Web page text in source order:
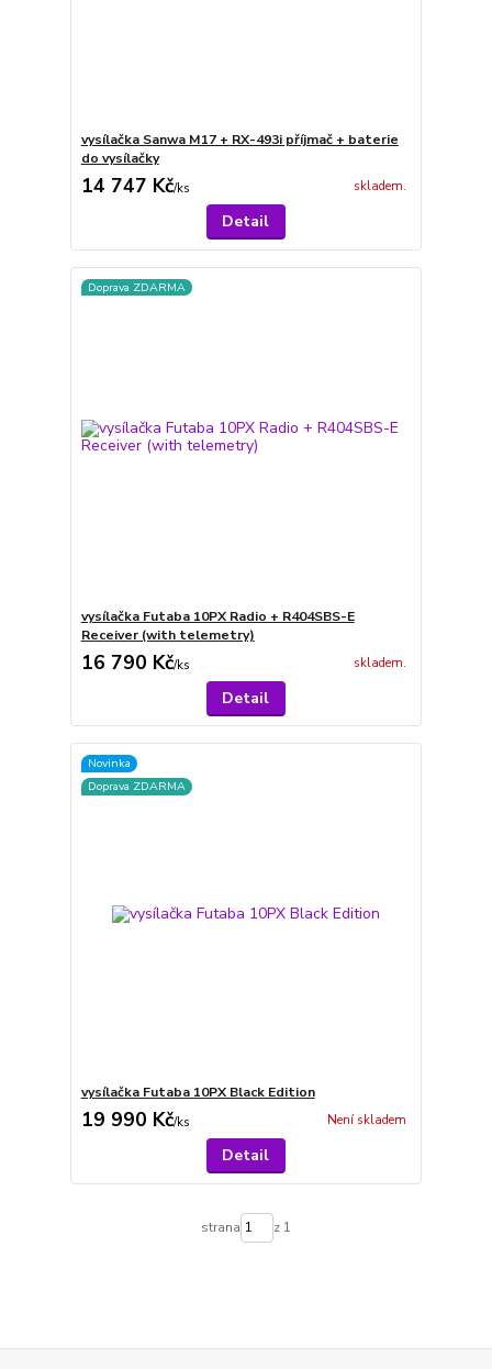
vysílačka Sanwa M17 + RX-493i příjmač + baterie
do vysílačky
14 747 Kč/ks skladem.
Detail
Doprava ZDARMA
vysílačka Futaba 10PX Radio + R404SBS-E
Receiver (with telemetry)
16 790 Kč/ks skladem.
Detail
Novinka
Doprava ZDARMA
vysílačka Futaba 10PX Black Edition
19 990 Kč/ks Není skladem
Detail
strana z 1